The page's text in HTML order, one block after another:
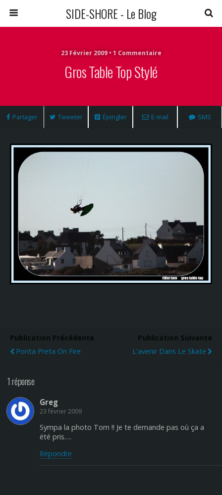
SIDE-SHORE - Le Blog
23 Février 2009 • 1 Commentaire
Gros Table Top Stylé
Partager Tweeter Épingler E-mail SMS
Publication Précédente
Ponta Preta On Fire
Publication Suivante
L'avenir Dans Le Skate
1 réponse
Greg
23 février 2009
Sympa la photo Tom !! Je te demande pas où ça a
été pris….
Répondre